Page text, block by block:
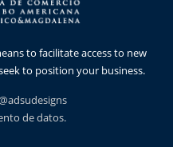
to facilitate access to new
to position your business.
de datos.